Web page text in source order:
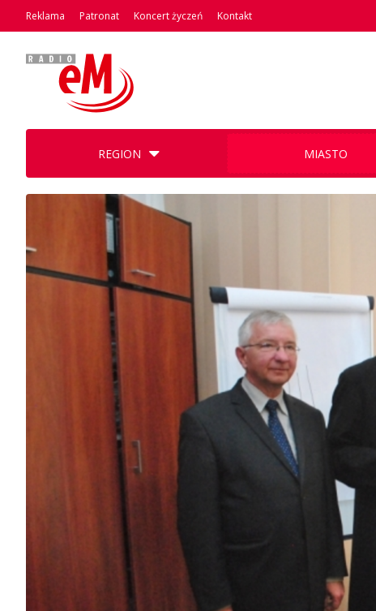
Reklama Patronat Koncert życzeń Kontakt
REGION MIASTO